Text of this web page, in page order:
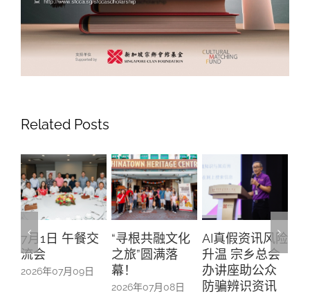
Related Posts
日 午餐交
年07月09日
“寻根共融文化
之旅”圆满落
幕！
2026年07月08日
AI真假资讯风险
升温 宗乡总会
办讲座助公众
防骗辨识资讯
活动管理
交媒体运
2026年03月